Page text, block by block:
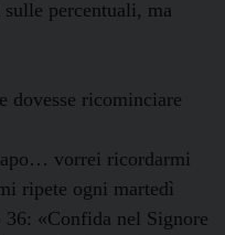
percentuali, ma
dovesse ricominciare
vorrei ricordarmi
ripete ogni martedì
36: «Confida nel Signore